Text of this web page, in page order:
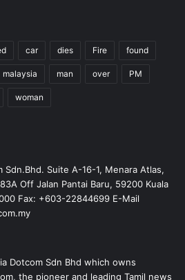
car dies Fire found
malaysia man over PM
woman
Sdn.Bhd. Suite A-16-1, Menara Atlas,
Off Jalan Pantai Baru, 59200 Kuala
Fax: +603-22844699 E-Mail
Dotcom Sdn Bhd which owns
the pioneer and leading Tamil news